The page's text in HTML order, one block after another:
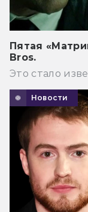
Пятая
Bros.
Это стало
Новости